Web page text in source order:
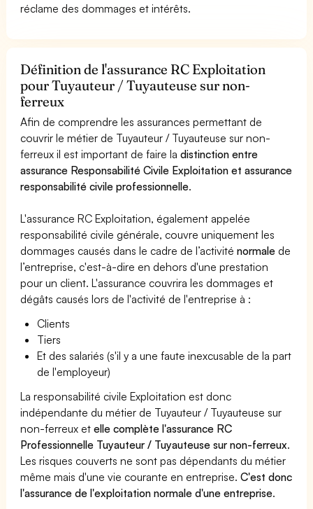
réclame des dommages et intérêts.
Définition de l'assurance RC Exploitation
pour Tuyauteur / Tuyauteuse sur non-
ferreux
Afin de comprendre les assurances permettant de
couvrir le métier de Tuyauteur / Tuyauteuse sur non-
ferreux il est important de faire ladistinction entre
assurance Responsabilité Civile Exploitation et assurance
responsabilité civile professionnelle.
L'assurance RC Exploitation, également appelée
responsabilité civile générale, couvre uniquement les
dommages causés dans le cadre de l’activiténormale de
l’entreprise, c'est-à-dire en dehors d'une prestation
pour un client. L'assurance couvrira les dommages et
dégâts causés lors de l'activité de l'entreprise à :
Clients
Tiers
Et des salariés (s'il y a une faute inexcusable de la part
de l'employeur)
La responsabilité civile Exploitation est donc
indépendante du métier de Tuyauteur / Tuyauteuse sur
non-ferreux etelle complète l'assurance RC
Professionnelle Tuyauteur / Tuyauteuse sur non-ferreux.
Les risques couverts ne sont pas dépendants du métier
même mais d'une vie courante en entreprise.C'est donc
l'assurance de l'exploitation normale d'une entreprise.